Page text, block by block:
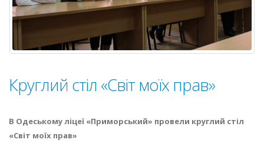
Круглий стіл «Світ моїх прав»
В Одеському ліцеї «Приморський» провели круглий стіл
«Світ моїх прав»